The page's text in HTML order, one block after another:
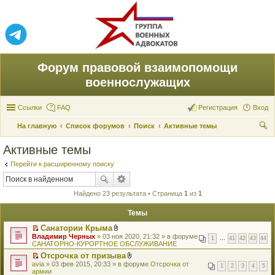
Форум правовой взаимопомощи
военнослужащих
Ссылки FAQ Вход
Регистрация
На главную Список форумов Поиск
Активные темы
Активные темы
Перейти к расширенному поиску
Найдено 23 результата • Страница 1 из 1
Темы
П
е
р
е
й
т
Санатории Крыма
В
л
о
ж
е
1 41 42 43 44
Владимир Черных » 03 ноя 2020, 21:32 » в форуме
САНАТОРНО-КУРОРТНОЕ ОБСЛУЖИВАНИЕ
П
е
Отсрочка от призыва
В
л
1 2 3 4 5
avia » 03 фев 2015, 20:33 » в форуме Отсрочка от
армии